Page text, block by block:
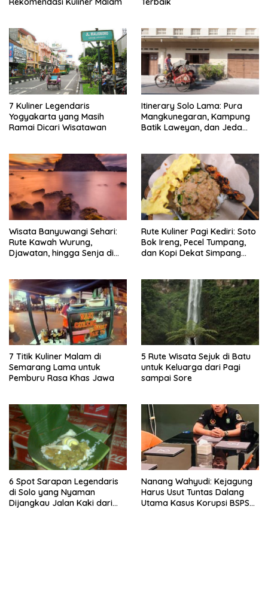
7 Kuliner Legendaris
Yogyakarta yang Masih
Ramai Dicari Wisatawan
Itinerary Solo Lama: Pura
Mangkunegaran, Kampung
Batik Laweyan, dan Jeda
Wisata Banyuwangi Sehari:
Rute Kawah Wurung,
Djawatan, hingga Senja di
Rute Kuliner Pagi Kediri: Soto
Bok Ireng, Pecel Tumpang,
dan Kopi Dekat Simpang
7 Titik Kuliner Malam di
Semarang Lama untuk
Pemburu Rasa Khas Jawa
5 Rute Wisata Sejuk di Batu
untuk Keluarga dari Pagi
sampai Sore
6 Spot Sarapan Legendaris
di Solo yang Nyaman
Dijangkau Jalan Kaki dari
Nanang Wahyudi: Kejagung
Harus Usut Tuntas Dalang
Utama Kasus Korupsi BSPS